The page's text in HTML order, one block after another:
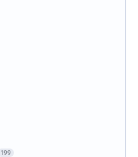
199